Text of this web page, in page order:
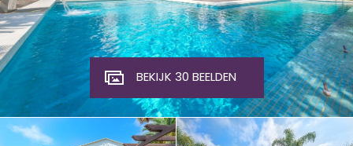
BEKIJK 30 BEELDEN